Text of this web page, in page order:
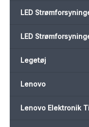
LED
LED
Legetøj
Lenovo
Lenovo Elektronik